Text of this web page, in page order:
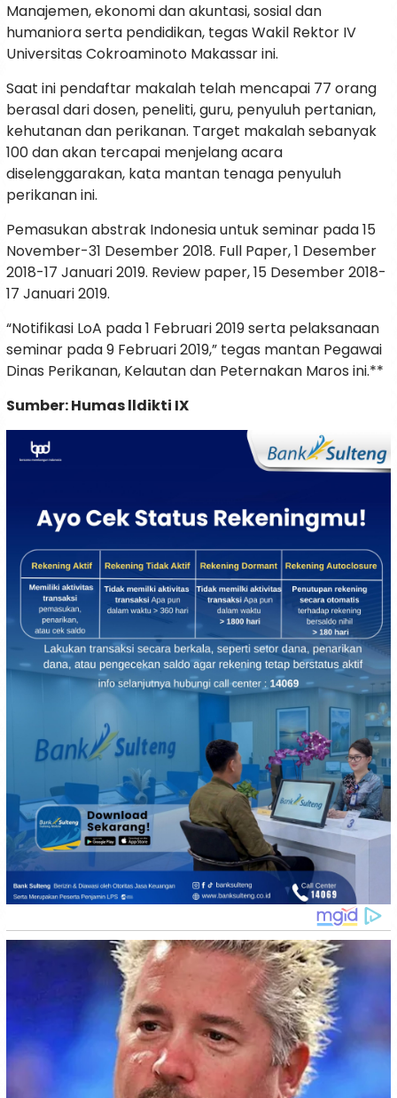
Manajemen, ekonomi dan akuntasi, sosial dan
humaniora serta pendidikan, tegas Wakil Rektor IV
Universitas Cokroaminoto Makassar ini.
Saat ini pendaftar makalah telah mencapai 77 orang
berasal dari dosen, peneliti, guru, penyuluh pertanian,
kehutanan dan perikanan. Target makalah sebanyak
100 dan akan tercapai menjelang acara
diselenggarakan, kata mantan tenaga penyuluh
perikanan ini.
Pemasukan abstrak Indonesia untuk seminar pada 15
November-31 Desember 2018. Full Paper, 1 Desember
2018-17 Januari 2019. Review paper, 15 Desember 2018-
17 Januari 2019.
“Notifikasi LoA pada 1 Februari 2019 serta pelaksanaan
seminar pada 9 Februari 2019,” tegas mantan Pegawai
Dinas Perikanan, Kelautan dan Peternakan Maros ini.**
Sumber: Humas lldikti IX